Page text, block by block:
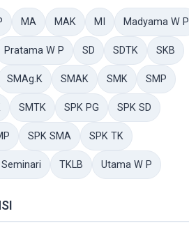
MA MAK MI Madyama W P
Pratama W P SD SDTK SKB
SMAg.K SMAK SMK SMP
SMTK SPK PG SPK SD
SPK SMA SPK TK
TKLB Utama W P